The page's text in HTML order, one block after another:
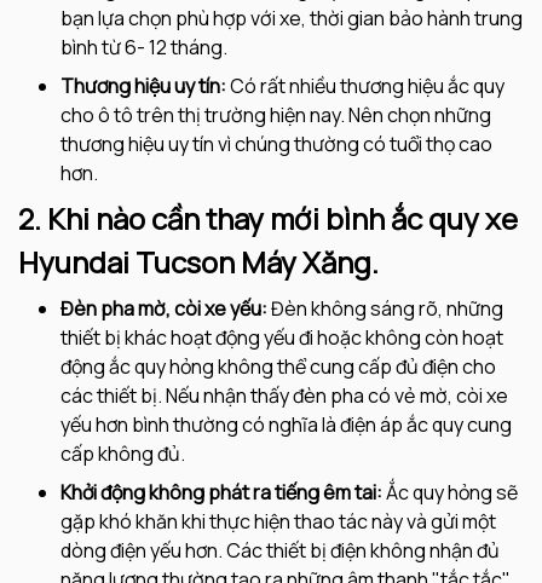
bạn lựa chọn phù hợp với xe, thời gian bảo hành trung
bình từ 6- 12 tháng.
Thương hiệu uy tín:Có rất nhiều thương hiệu ắc quy
cho ô tô trên thị trường hiện nay. Nên chọn những
thương hiệu uy tín vì chúng thường có tuổi thọ cao
hơn.
2. Khi nào cần thay mới bình ắc quy xe
Hyundai Tucson Máy Xăng.
Đèn pha mờ, còi xe yếu:Đèn không sáng rõ, những
thiết bị khác hoạt động yếu đi hoặc không còn hoạt
động ắc quy hỏng không thể cung cấp đủ điện cho
các thiết bị. Nếu nhận thấy đèn pha có vẻ mờ, còi xe
yếu hơn bình thường có nghĩa là điện áp ắc quy cung
cấp không đủ.
Khởi động không phát ra tiếng êm tai:Ắc quy hỏng sẽ
gặp khó khăn khi thực hiện thao tác này và gửi một
dòng điện yếu hơn. Các thiết bị điện không nhận đủ